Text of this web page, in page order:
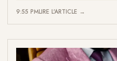
9:55 PMLIRE L'ARTICLE →